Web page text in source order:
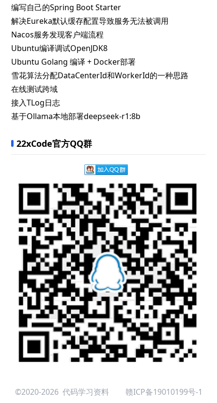
编写自己的Spring Boot Starter
解决Eureka默认缓存配置导致服务无法被调用
Nacos服务发现客户端流程
Ubuntu编译调试OpenJDK8
Ubuntu Golang 编译 + Docker部署
雪花算法分配DataCenterId和WorkerId的一种思路
在线测试跨域
接入TLog日志
基于Ollama本地部署deepseek-r1:8b
22xCode官方QQ群
©2020-2026 代码学习资料 赣ICP备19010199号-1